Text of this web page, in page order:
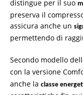
distingue per il suo
preserva il
assicura anche un
permettendo di
Secondo modello
con la versione
anche la classe